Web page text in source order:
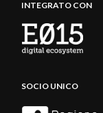
INTEGRATO CON
SOCIO UNICO